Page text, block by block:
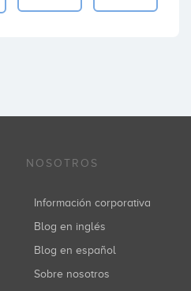
NOSOTROS
Información corporativa
Blog en inglés
Blog en español
Sobre nosotros